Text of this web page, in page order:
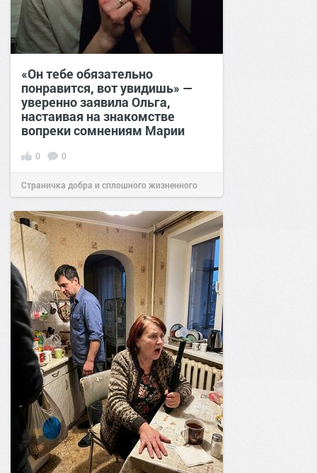
«Он тебе обязательно
понравится, вот увидишь» —
уверенно заявила Ольга,
настаивая на знакомстве
вопреки сомнениям Марии
0 0
Страничка добра и сплошного жизненного
позитива!12:38Сегодня